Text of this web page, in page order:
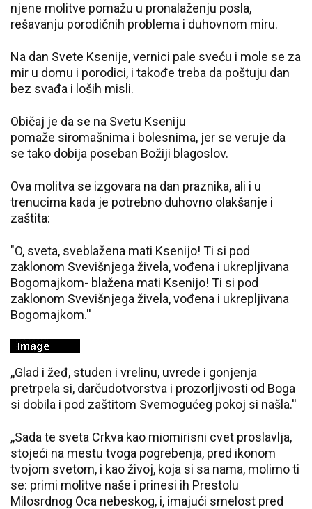
njene molitve pomažu u pronalaženju posla,
rešavanju porodičnih problema i duhovnom miru.
Na dan Svete Ksenije, vernici pale sveću i mole se za
mir u domu i porodici, i takođe treba da poštuju dan
bez svađa i loših misli.
Običaj je da se na Svetu Kseniju
pomaže siromašnima i bolesnima, jer se veruje da
se tako dobija poseban Božiji blagoslov.
Ova molitva se izgovara na dan praznika, ali i u
trenucima kada je potrebno duhovno olakšanje i
zaštita:
"O, sveta, sveblažena mati Ksenijo! Ti si pod
zaklonom Svevišnjega živela, vođena i ukrepljivana
Bogomajkom- blažena mati Ksenijo! Ti si pod
zaklonom Svevišnjega živela, vođena i ukrepljivana
Bogomajkom.''
,,Glad i žeđ, studen i vrelinu, uvrede i gonjenja
pretrpela si, darčudotvorstva i prozorljivosti od Boga
si dobila i pod zaštitom Svemogućeg pokoj si našla.''
,,Sada te sveta Crkva kao miomirisni cvet proslavlja,
stojeći na mestu tvoga pogrebenja, pred ikonom
tvojom svetom, i kao živoj, koja si sa nama, molimo ti
se: primi molitve naše i prinesi ih Prestolu
Milosrdnog Oca nebeskog, i, imajući smelost pred